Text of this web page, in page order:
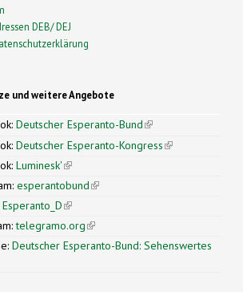
DEB/ DEJ
und weitere Angebote
Deutscher Esperanto-Bund(link is
external)
Deutscher Esperanto-Kongress(link is
Luminesk'(link is external)
esperantobund(link is external)
Esperanto_D(link is external)
telegramo.org(link is external)
Deutscher Esperanto-Bund: Sehenswertes